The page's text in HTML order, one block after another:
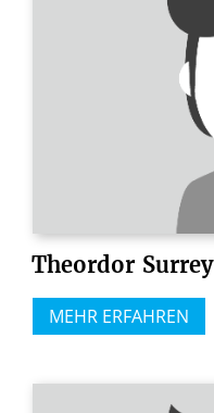
Theordor Surrey
MEHR ERFAHREN